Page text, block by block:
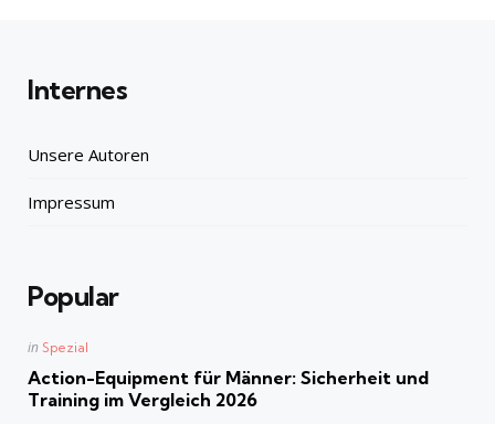
Internes
Unsere Autoren
Impressum
Popular
Posted
in Spezial
Action-Equipment für Männer: Sicherheit und
Training im Vergleich 2026